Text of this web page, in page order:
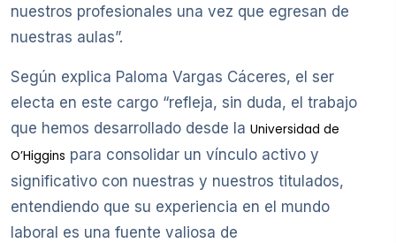
nuestros profesionales una vez que egresan de
nuestras aulas”.
Según explica Paloma Vargas Cáceres, el ser
electa en este cargo “refleja, sin duda, el trabajo
que hemos desarrollado desde la Universidad de
O’Higgins para consolidar un vínculo activo y
significativo con nuestras y nuestros titulados,
entendiendo que su experiencia en el mundo
laboral es una fuente valiosa de